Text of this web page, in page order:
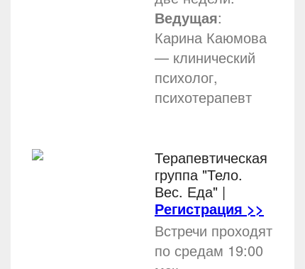
Ведущая:
Карина Каюмова
— клинический
психолог,
психотерапевт
Терапевтическая
группа "Тело.
Вес. Еда" |
Регистрация >>
Встречи проходят
по средам 19:00